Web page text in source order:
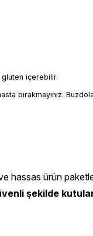
gluten içerebilir.
bırakmayınız.
hassas ürün
şekilde